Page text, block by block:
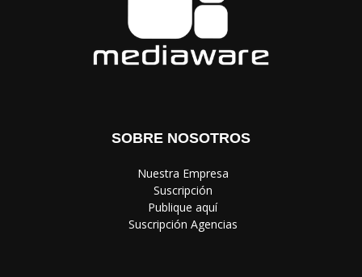
SOBRE NOSOTROS
‎ Nuestra Empresa
‎ Suscripción
‎ Publique aquí
‎ Suscripción Agencias